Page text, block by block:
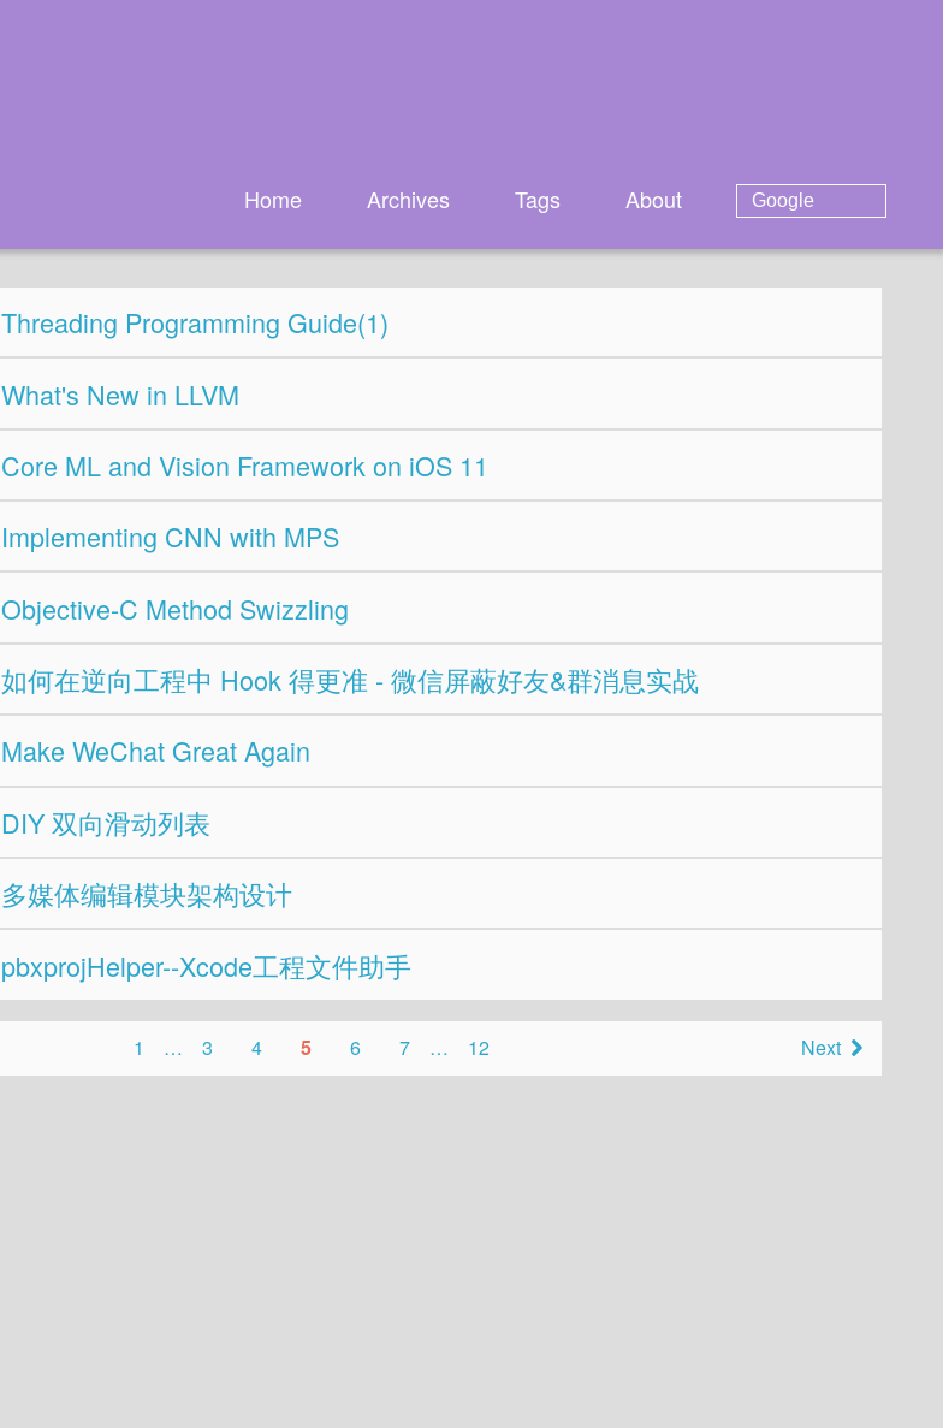
Home Archives Tags About
Threading Programming Guide(1)
What's New in LLVM
Core ML and Vision Framework on iOS 11
Implementing CNN with MPS
Objective-C Method Swizzling
如何在逆向工程中 Hook 得更准 - 微信屏蔽好友&群消息实战
Make WeChat Great Again
DIY 双向滑动列表
多媒体编辑模块架构设计
pbxprojHelper--Xcode工程文件助手
1 … 3 4 5 6 7 … 12 Next